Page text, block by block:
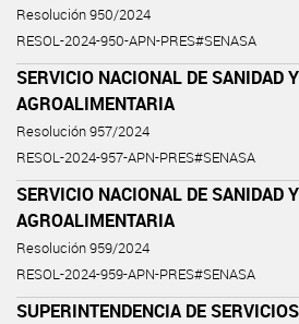
Resolución 950/2024
RESOL-2024-950-APN-PRES#SENASA
SERVICIO NACIONAL DE SANIDAD
AGROALIMENTARIA
Resolución 957/2024
RESOL-2024-957-APN-PRES#SENASA
SERVICIO NACIONAL DE SANIDAD
AGROALIMENTARIA
Resolución 959/2024
RESOL-2024-959-APN-PRES#SENASA
SUPERINTENDENCIA DE